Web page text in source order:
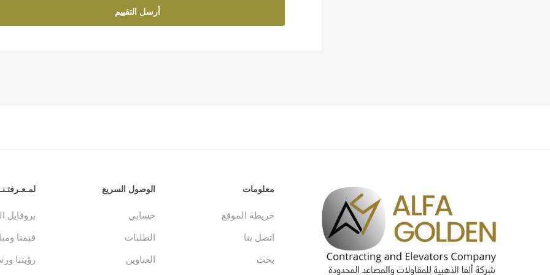
أرسل التقييم
معلومات
خريطة الموقع
اتصل بنا
بحث
الوصول السريع
حسابي
الطلبات
العناوين
بروفايل
قيمنا
رؤيتنا